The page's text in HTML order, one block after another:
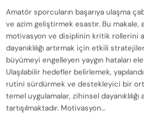
Amatör sporcuların başarıya ulaşma
ve azim geliştirmek esastır. Bu
motivasyon ve disiplinin kritik rollerini
dayanıklılığı artırmak için etkili
büyümeyi engelleyen yaygın hataları
Ulaşılabilir hedefler belirlemek,
rutini sürdürmek ve destekleyici bir
temel uygulamalar, zihinsel dayanıklılığı
tartışılmaktadır. Motivasyon…